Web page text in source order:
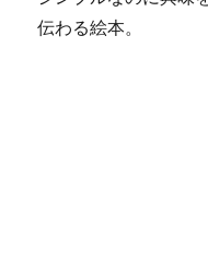
伝わる絵本。